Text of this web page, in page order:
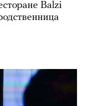
Balzi